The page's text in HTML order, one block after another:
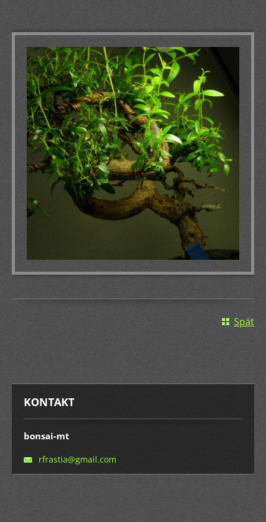
Späť
KONTAKT
bonsai-mt
rfrastia@gmail.com